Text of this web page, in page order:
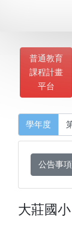
普通教育
課程計畫
平台
學年度
公告事項
大莊國小